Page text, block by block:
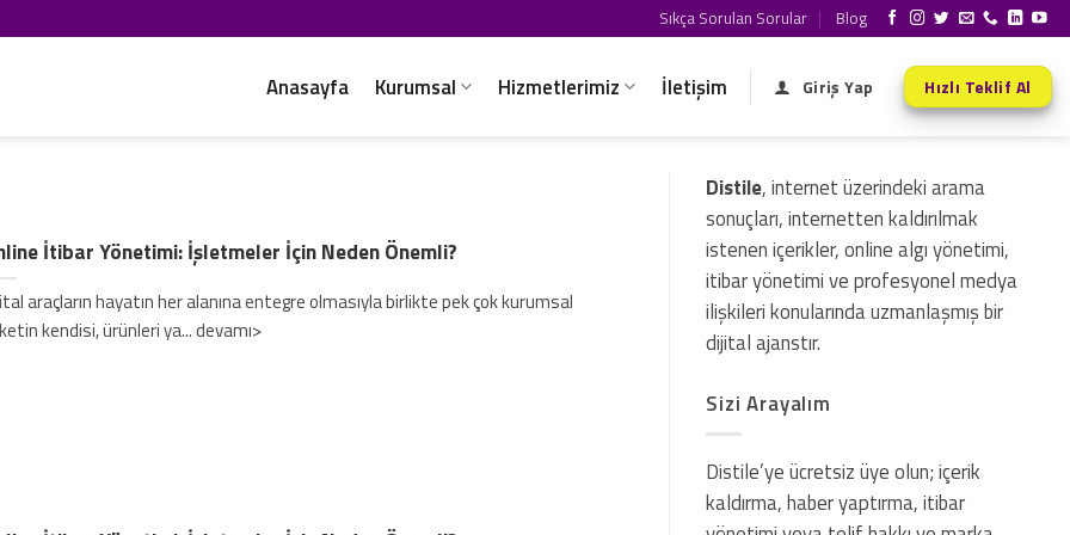
Sıkça Sorulan Sorular Blog
Anasayfa Kurumsal Hizmetlerimiz İletişim Giriş Yap Hızlı Teklif Al
İtibar Yönetimi: İşletmeler İçin Neden Önemli?
araçların hayatın her alanına entegre olmasıyla birlikte pek çok kurumsal
kendisi, ürünleri ya... devamı>
Distile, internet üzerindeki arama
sonuçları, internetten kaldırılmak
istenen içerikler, online algı yönetimi,
itibar yönetimi ve profesyonel medya
ilişkileri konularında uzmanlaşmış bir
dijital ajanstır.
Sizi Arayalım
Distile’ye ücretsiz üye olun; içerik
kaldırma, haber yaptırma, itibar